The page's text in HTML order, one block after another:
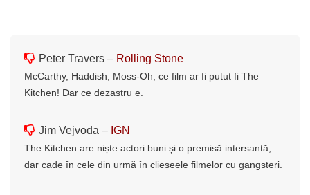
Peter Travers – Rolling Stone
McCarthy, Haddish, Moss-Oh, ce film ar fi putut fi The
Kitchen! Dar ce dezastru e.
Jim Vejvoda – IGN
The Kitchen are niște actori buni și o premisă intersantă,
dar cade în cele din urmă în clieșeele filmelor cu gangsteri.